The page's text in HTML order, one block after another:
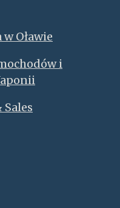
Oławie
i
Sales